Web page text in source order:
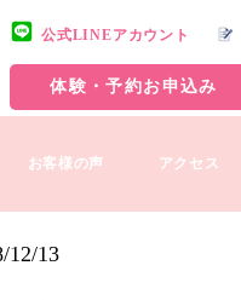
公式LINEアカウント
体験・予約お申込み
お客様の声 アクセス
12/13